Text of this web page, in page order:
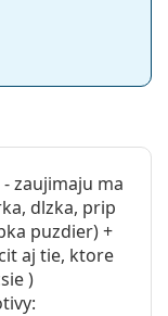
zaujimaju ma
dlzka, prip
puzdier) +
aj tie, ktore
)